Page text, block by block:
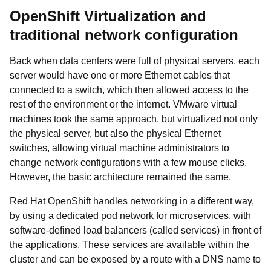
OpenShift Virtualization and
traditional network configuration
Back when data centers were full of physical servers, each
server would have one or more Ethernet cables that
connected to a switch, which then allowed access to the
rest of the environment or the internet. VMware virtual
machines took the same approach, but virtualized not only
the physical server, but also the physical Ethernet
switches, allowing virtual machine administrators to
change network configurations with a few mouse clicks.
However, the basic architecture remained the same.
Red Hat OpenShift handles networking in a different way,
by using a dedicated pod network for microservices, with
software-defined load balancers (called services) in front of
the applications. These services are available within the
cluster and can be exposed by a route with a DNS name to